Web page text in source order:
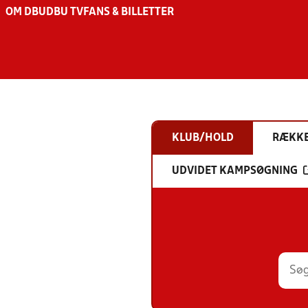
OM DBU DBU TV FANS & BILLETTER
KLUB/HOLD
UDVIDET KAMPSØGNING